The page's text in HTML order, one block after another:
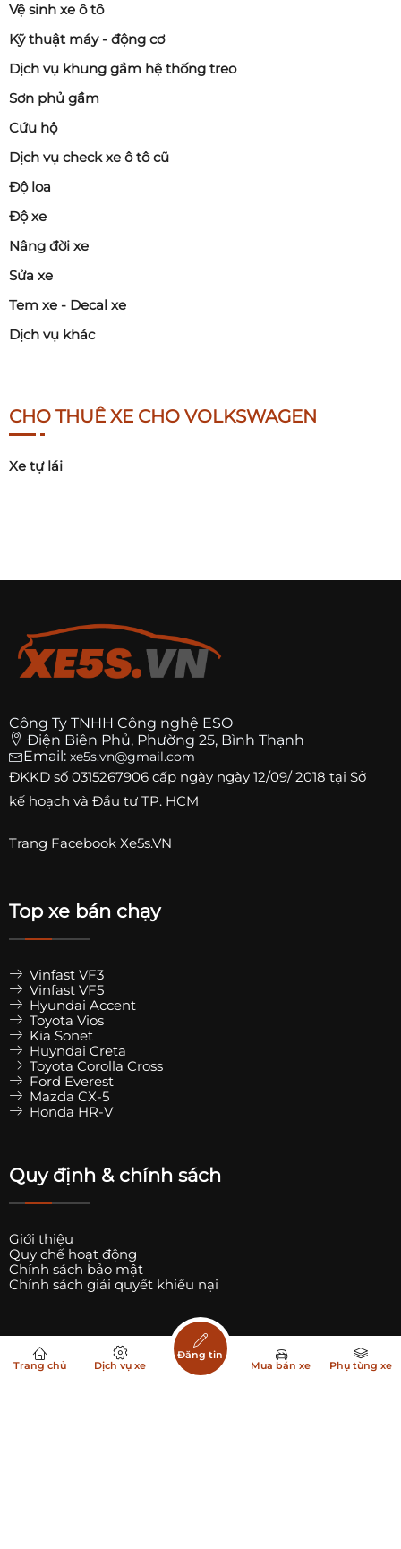
Vệ sinh xe ô tô
Kỹ thuật máy - động cơ
Dịch vụ khung gầm hệ thống treo
Sơn phủ gầm
Cứu hộ
Dịch vụ check xe ô tô cũ
Độ loa
Độ xe
Nâng đời xe
Sửa xe
Tem xe - Decal xe
Dịch vụ khác
CHO THUÊ XE CHO VOLKSWAGEN
Xe tự lái
Công Ty TNHH Công nghệ ESO
Điện Biên Phủ, Phường 25, Bình Thạnh
Email: xe5s.vn@gmail.com
ĐKKD số 0315267906 cấp ngày ngày 12/09/ 2018 tại Sở
kế hoạch và Đầu tư TP. HCM
Trang Facebook Xe5s.VN
Top xe bán chạy
Vinfast VF3
Vinfast VF5
Hyundai Accent
Toyota Vios
Kia Sonet
Huyndai Creta
Toyota Corolla Cross
Ford Everest
Mazda CX-5
Honda HR-V
Quy định & chính sách
Giới thiệu
Quy chế hoạt động
Chính sách bảo mật
Chính sách giải quyết khiếu nại
Hướng dẫn đăng tin bán xe
Hướng dẫn đăng tin bán Phụ tùng xe
Trang chủ Dịch vụ xe
Đăng tin
Mua bán xe
Phụ tùng xe